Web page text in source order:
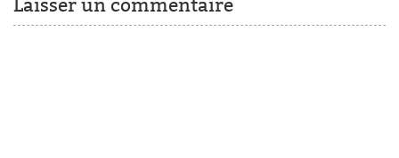
Laisser un commentaire